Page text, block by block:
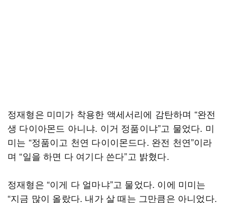
정재형은 미미가 착용한 액세서리에 감탄하며 “완전
생 다이아몬드 아니냐. 이거 정품이냐”고 물었다. 미
미는 “정품이고 천연 다이이몬드다. 완전 천연”이라
며 “일을 하면 다 여기다 쓴다”고 밝혔다.
정재형은 “이게 다 얼마냐”고 물었다. 이에 미미는
“지금 많이 올랐다. 내가 살 때는 그만큼은 아니었다.